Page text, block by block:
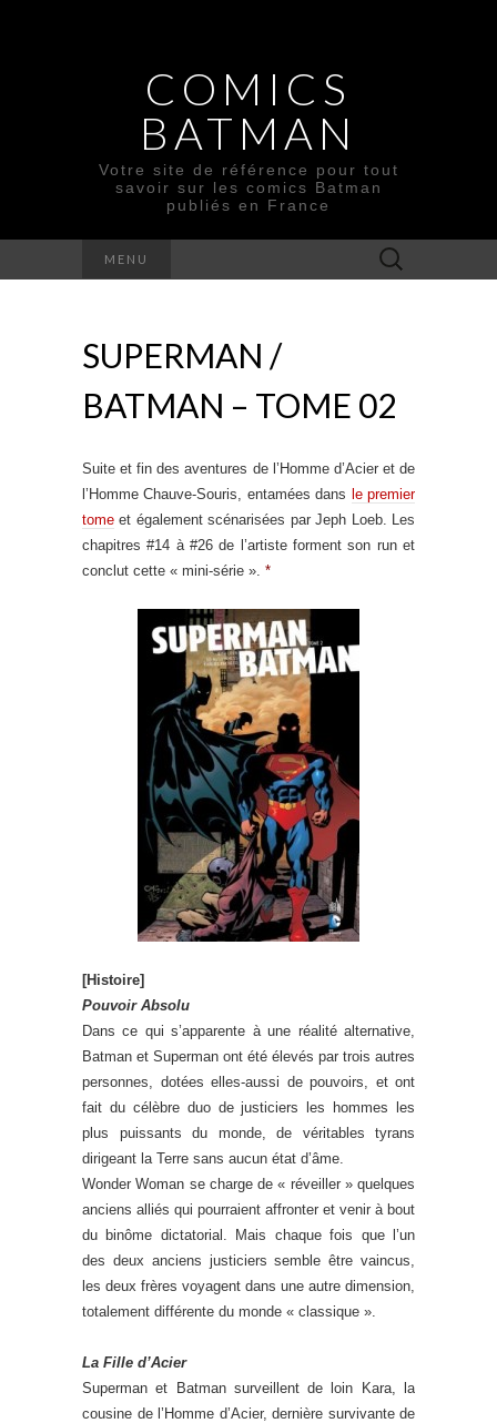
COMICS
BATMAN
Votre site de référence pour tout
savoir sur les comics Batman
publiés en France
MENU Rechercher :
SUPERMAN /
BATMAN – TOME 02
Suite et fin des aventures de l’Homme d’Acier et de
l’Homme Chauve-Souris, entamées dans le premier
tome et également scénarisées par Jeph Loeb. Les
chapitres #14 à #26 de l’artiste forment son run et
conclut cette « mini-série ». *
[Histoire]
Pouvoir Absolu
Dans ce qui s’apparente à une réalité alternative,
Batman et Superman ont été élevés par trois autres
personnes, dotées elles-aussi de pouvoirs, et ont
fait du célèbre duo de justiciers les hommes les
plus puissants du monde, de véritables tyrans
dirigeant la Terre sans aucun état d’âme.
Wonder Woman se charge de « réveiller » quelques
anciens alliés qui pourraient affronter et venir à bout
du binôme dictatorial. Mais chaque fois que l’un
des deux anciens justiciers semble être vaincus,
les deux frères voyagent dans une autre dimension,
totalement différente du monde « classique ».
La Fille d’Acier
Superman et Batman surveillent de loin Kara, la
cousine de l’Homme d’Acier, dernière survivante de